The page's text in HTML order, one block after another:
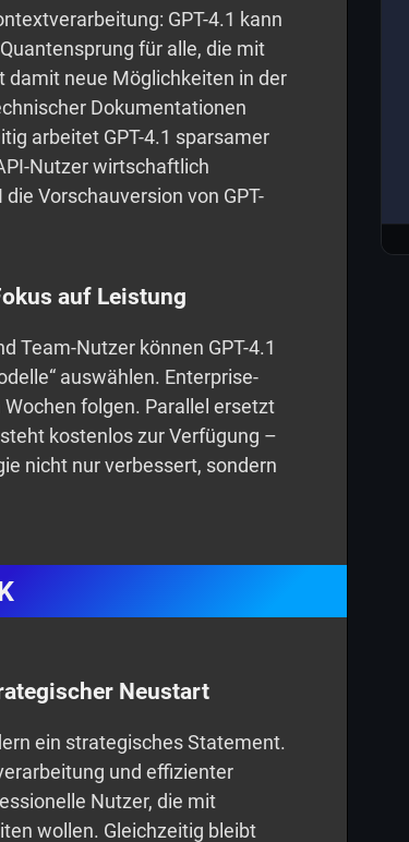
GPT-4.1 kann
für alle, die mit
damit neue Möglichkeiten in der
Dokumentationen
arbeitet GPT-4.1 sparsamer
Nutzer wirtschaftlich
Vorschauversion von GPT-
auf Leistung
Team-Nutzer können GPT-4.1
auswählen. Enterprise-
folgen. Parallel ersetzt
kostenlos zur Verfügung –
nicht nur verbessert, sondern
Neustart
ein strategisches Statement.
und effizienter
Nutzer, die mit
wollen. Gleichzeitig bleibt